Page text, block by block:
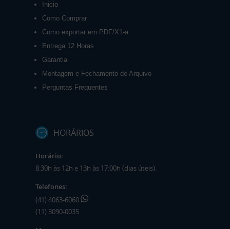
Inicio
Como Comprar
Como exportar em PDF/X1-a
Entrega 12 Horas
Garantia
Montagem e Fechamento de Arquivo
Perguntas Frequentes
HORÁRIOS
Horário:
8:30h às 12h e 13h às 17:00h (dias úteis).
Telefones:
(41) 4063-6060
(11) 3090-0035